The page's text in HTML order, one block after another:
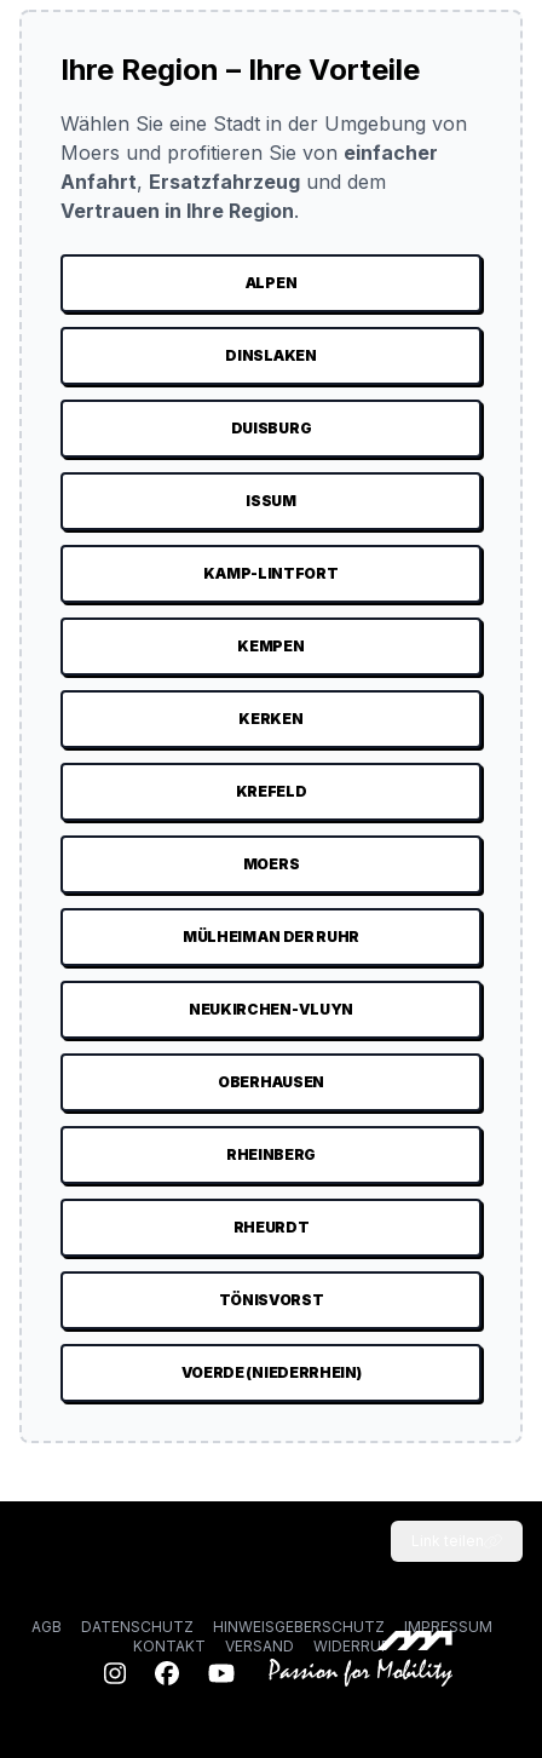
Ihre Region – Ihre Vorteile
Wählen Sie eine Stadt in der Umgebung von
Moers und profitieren Sie von einfacher
Anfahrt, Ersatzfahrzeug und dem
Vertrauen in Ihre Region.
ALPEN
DINSLAKEN
DUISBURG
ISSUM
KAMP-LINTFORT
KEMPEN
KERKEN
KREFELD
MOERS
MÜLHEIM AN DER RUHR
NEUKIRCHEN-VLUYN
OBERHAUSEN
RHEINBERG
RHEURDT
TÖNISVORST
VOERDE (NIEDERRHEIN)
AGB DATENSCHUTZ HINWEISGEBERSCHUTZ
IMPRESSUM
KONTAKT
VERSAND WIDERRUF